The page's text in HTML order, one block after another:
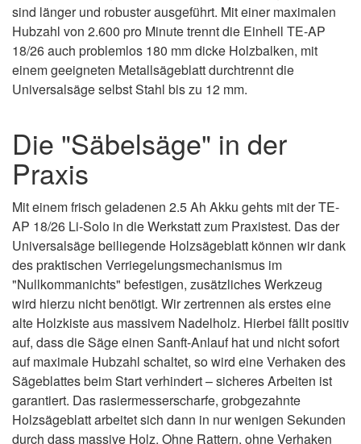
sind länger und robuster ausgeführt. Mit einer maximalen
Hubzahl von 2.600 pro Minute trennt die Einhell TE-AP
18/26 auch problemlos 180 mm dicke Holzbalken, mit
einem geeigneten Metallsägeblatt durchtrennt die
Universalsäge selbst Stahl bis zu 12 mm.
Die "Säbelsäge" in der
Praxis
Mit einem frisch geladenen 2.5 Ah Akku gehts mit der TE-
AP 18/26 Li-Solo in die Werkstatt zum Praxistest. Das der
Universalsäge beiliegende Holzsägeblatt können wir dank
des praktischen Verriegelungsmechanismus im
"Nullkommanichts" befestigen, zusätzliches Werkzeug
wird hierzu nicht benötigt. Wir zertrennen als erstes eine
alte Holzkiste aus massivem Nadelholz. Hierbei fällt positiv
auf, dass die Säge einen Sanft-Anlauf hat und nicht sofort
auf maximale Hubzahl schaltet, so wird eine Verhaken des
Sägeblattes beim Start verhindert – sicheres Arbeiten ist
garantiert. Das rasiermesserscharfe, grobgezahnte
Holzsägeblatt arbeitet sich dann in nur wenigen Sekunden
durch dass massive Holz. Ohne Rattern, ohne Verhaken